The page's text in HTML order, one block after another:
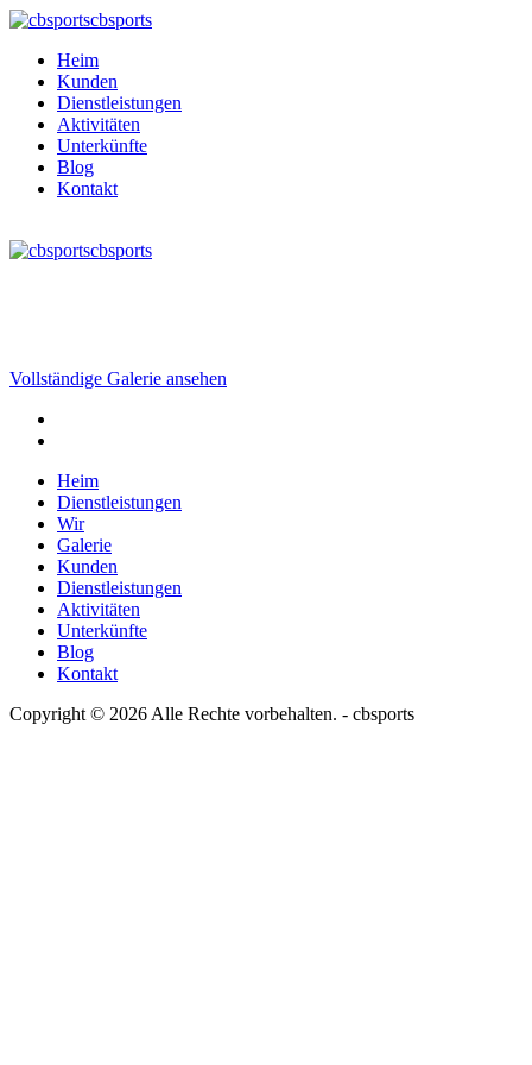
cbsports
Heim
Kunden
Dienstleistungen
Aktivitäten
Unterkünfte
Blog
Kontakt
cbsports
Vollständige Galerie ansehen
Heim
Dienstleistungen
Wir
Galerie
Kunden
Dienstleistungen
Aktivitäten
Unterkünfte
Blog
Kontakt
Copyright © 2026 Alle Rechte vorbehalten. - cbsports